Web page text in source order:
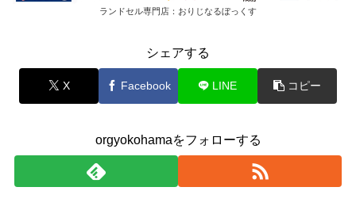
ランドセル専門店：おりじなるぼっくす
シェアする
X Facebook LINE コピー
orgyokohamaをフォローする